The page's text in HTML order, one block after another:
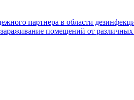
партнера в области
помещений от